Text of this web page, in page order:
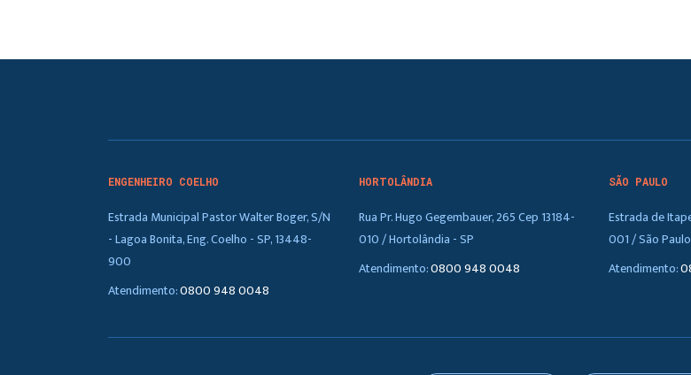
ENGENHEIRO COELHO
Estrada Municipal Pastor Walter Boger, S/N
- Lagoa Bonita, Eng. Coelho - SP, 13448-
900
Atendimento:0800 948 0048
HORTOLÂNDIA
Rua Pr. Hugo Gegembauer, 265 Cep 13184-
010 / Hortolândia - SP
Atendimento:0800 948 0048
SÃO PAULO
Estrada de
001 / São
Atendimento: